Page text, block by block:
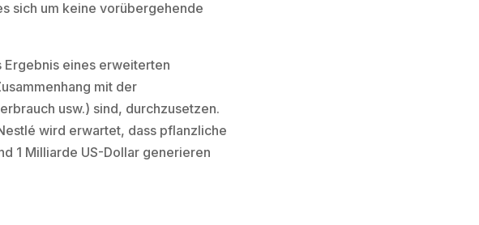
sich um keine vorübergehende
Ergebnis eines erweiterten
mit der
usw.) sind, durchzusetzen.
wird erwartet, dass pflanzliche
1 Milliarde US-Dollar generieren